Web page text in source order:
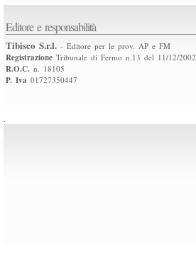
Editore e responsabilità
Tibisco S.r.l. - Editore per le prov. AP e FM
Registrazione Tribunale di Fermo n.13 del 11/12/2002
R.O.C. n. 18105
P. Iva 01727350447
.